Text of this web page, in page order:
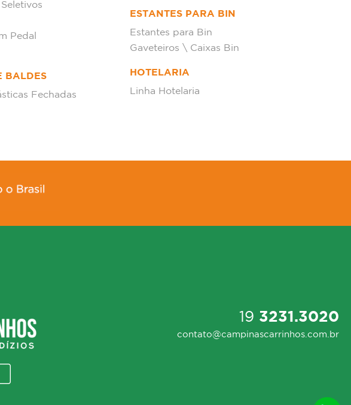
Pedal
BALDES
Fechadas
ESTANTES PARA BIN
Estantes para Bin
Gaveteiros \ Caixas Bin
HOTELARIA
Linha Hotelaria
19 3231.3020
contato@campinascarrinhos.com.br